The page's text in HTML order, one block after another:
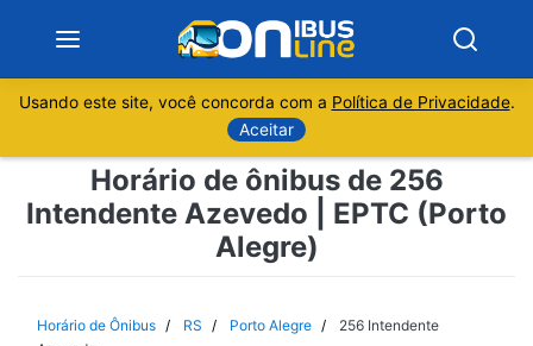
Sobre
Usando este site, você concorda com a Política de Privacidade.
Aceitar
Horário de ônibus de 256
Intendente Azevedo | EPTC (Porto
Alegre)
Horário de Ônibus RS Porto Alegre
256 Intendente